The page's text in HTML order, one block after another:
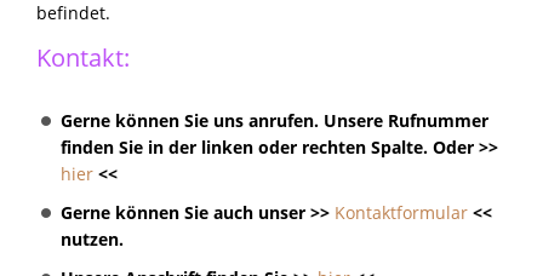
befindet.
Kontakt:
Gerne können Sie uns anrufen. Unsere Rufnummer
finden Sie in der linken oder rechten Spalte. Oder >>
hier <<
Gerne können Sie auch unser >> Kontaktformular <<
nutzen.